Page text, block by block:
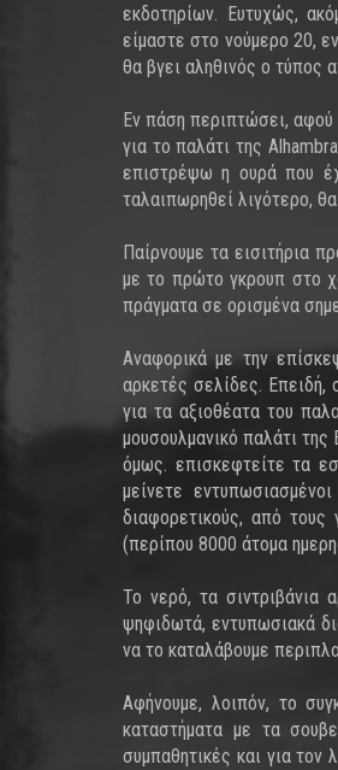
εκδοτηρίων. Ευτυχώς,
είμαστε στο νούμερο 20,
θα βγει αληθινός ο τύπος
Εν πάση περιπτώσει, αφού
για το παλάτι της
επιστρέψω η ουρά που
ταλαιπωρηθεί λιγότερο,
Παίρνουμε τα εισιτήρια
με το πρώτο γκρουπ στο
πράγματα σε ορισμένα
Αναφορικά με την
αρκετές σελίδες. Επειδή,
για τα αξιοθέατα του
μουσουλμανικό παλάτι
όμως. επισκεφτείτε τα
μείνετε
διαφορετικούς, από
(περίπου 8000 άτομα
Το νερό, τα σιντριβάνια
ψηφιδωτά, εντυπωσιακά
να το καταλάβουμε
Αφήνουμε, λοιπόν, το
καταστήματα με τα
συμπαθητικές και για τον